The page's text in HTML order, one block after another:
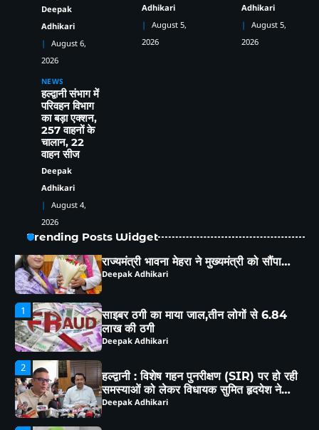
Deepak
Adhikari
August 6,
2026
Adhikari
August 5,
2026
Adhikari
August 5,
2026
NEWS
हल्द्वानी संभाग में
परिवहन विभाग
का बड़ा एक्शन,
257 वाहनों के
चालान, 22
वाहन सीज
Deepak
Adhikari
August 4,
2026
Trending Posts Widget
हल्द्वानी: RTO गुरदेव सिंह के नेतृत्व में 4 से 6
अगस्त तक मॉडिफाइड वाहनों पर चलेगा शिकंजा,
ब्लैक फिल्म-हूटर-रेट्रो साइलेंसर पर होगी सख्त
Deepak Adhikari
1
साइबर ठगी का माया जाल,तीन लोगों से 6.84
लाख की ठगी
Deepak Adhikari
2
हल्द्वानी : विशेष गहन पुनरीक्षण (SIR) पर हो रही
समस्याओं को लेकर विधायक सुमित हृदयेश ने
सिटी मजिस्ट्रेट से की चर्चा
Deepak Adhikari
3
हल्द्वानी: RTO गुरदेव सिंह के नेतृत्व में 4 से 6
अगस्त तक मॉडिफाइड वाहनों पर चलेगा शिकंजा,
Deepak Adhikari